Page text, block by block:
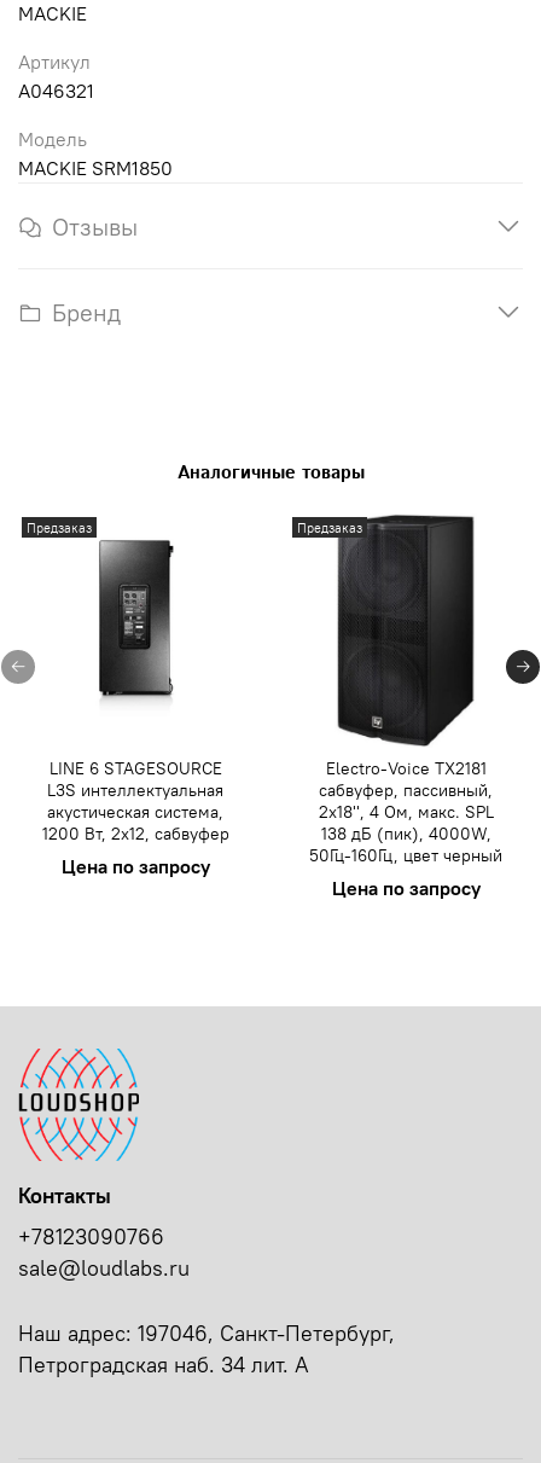
MACKIE
Артикул
A046321
Модель
MACKIE SRM1850
Отзывы
Бренд
Аналогичные товары
Предзаказ
LINE 6 STAGESOURCE
L3S интеллектуальная
акустическая система,
1200 Вт, 2x12, сабвуфер
Цена по запросу
Предзаказ
Electro-Voice TX2181
сабвуфер, пассивный,
2x18'', 4 Ом, макс. SPL
138 дБ (пик), 4000W,
50Гц-160Гц, цвет черный
Цена по запросу
Контакты
+78123090766
sale@loudlabs.ru
Наш адрес: 197046, Санкт-Петербург,
Петроградская наб. 34 лит. А